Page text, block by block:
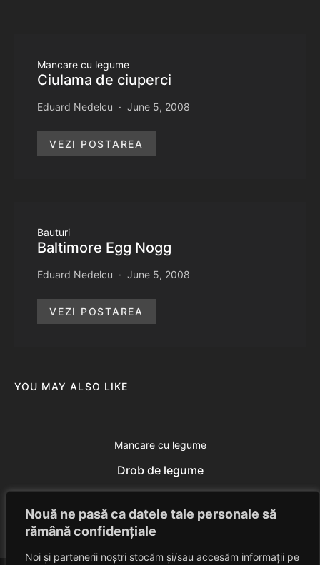
Nouă ne pasă ca datele tale personale să
rămână confidențiale
Noi și partenerii noștri stocăm și/sau accesăm informații pe
Mancare cu legume
Ciulama de ciuperci
Eduard Nedelcu June 5, 2008
VEZI POSTAREA
Bauturi
Baltimore Egg Nogg
Eduard Nedelcu June 5, 2008
VEZI POSTAREA
YOU MAY ALSO LIKE
Mancare cu legume
Drob de legume
Eduard Nedelcu June 13, 2014